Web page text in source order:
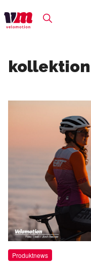
kollektion
Produktnews